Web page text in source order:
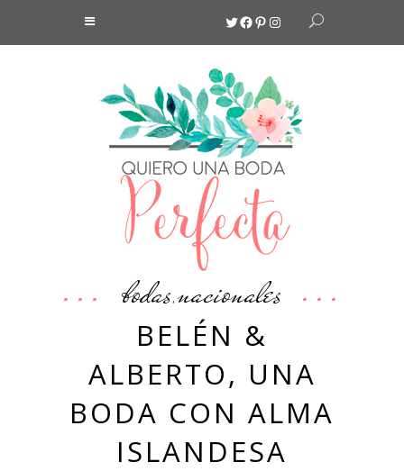
Twitter
Facebook
Pinterest
Instagram
bodas,nacionales
BELÉN &
ALBERTO, UNA
BODA CON ALMA
ISLANDESA